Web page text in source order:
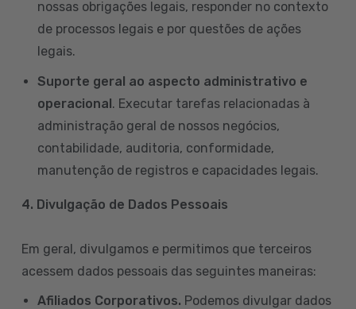
nossas obrigações legais, responder no contexto
de processos legais e por questões de ações
legais.
Suporte geral ao aspecto administrativo e
operacional. Executar tarefas relacionadas à
administração geral de nossos negócios,
contabilidade, auditoria, conformidade,
manutenção de registros e capacidades legais.
4. Divulgação de Dados Pessoais
Em geral, divulgamos e permitimos que terceiros
acessem dados pessoais das seguintes maneiras:
Afiliados Corporativos. Podemos divulgar dados